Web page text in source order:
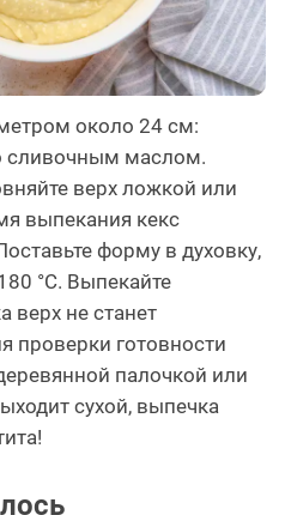
около 24 см:
сливочным маслом.
верх ложкой или
выпекания кекс
форму в духовку,
°C. Выпекайте
верх не станет
проверки готовности
палочкой или
сухой, выпечка